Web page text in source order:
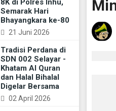
8K di Polres Inhu,
Semarak Hari
Bhayangkara ke-80
21 Juni 2026
Tradisi Perdana di
SDN 002 Selayar -
Khatam Al Quran
dan Halal Bihalal
Digelar Bersama
02 April 2026